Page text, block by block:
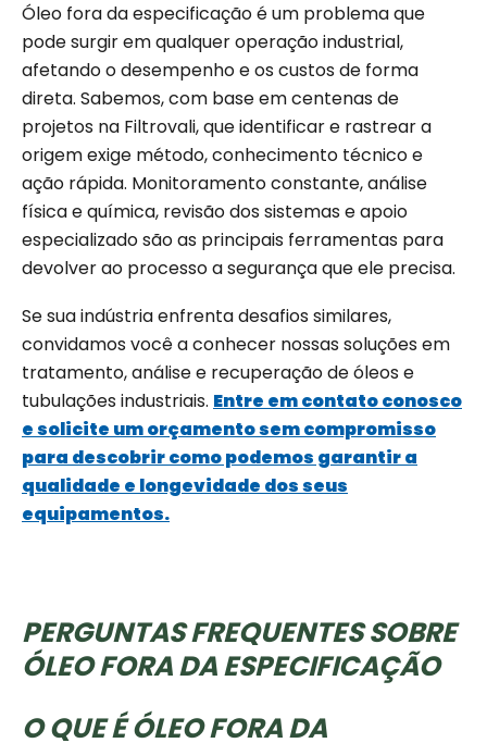
Óleo fora da especificação é um problema que
pode surgir em qualquer operação industrial,
afetando o desempenho e os custos de forma
direta. Sabemos, com base em centenas de
projetos na Filtrovali, que identificar e rastrear a
origem exige método, conhecimento técnico e
ação rápida. Monitoramento constante, análise
física e química, revisão dos sistemas e apoio
especializado são as principais ferramentas para
devolver ao processo a segurança que ele precisa.
Se sua indústria enfrenta desafios similares,
convidamos você a conhecer nossas soluções em
tratamento, análise e recuperação de óleos e
tubulações industriais. Entre em contato conosco
e solicite um orçamento sem compromisso
para descobrir como podemos garantir a
qualidade e longevidade dos seus
equipamentos.
PERGUNTAS FREQUENTES SOBRE
ÓLEO FORA DA ESPECIFICAÇÃO
O QUE É ÓLEO FORA DA